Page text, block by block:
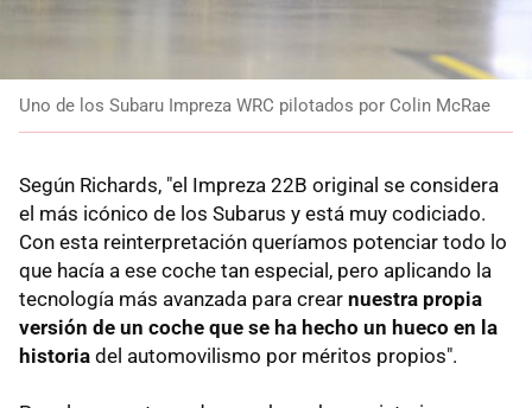
Uno de los Subaru Impreza WRC pilotados por Colin McRae
Según Richards, "el Impreza 22B original se considera
el más icónico de los Subarus y está muy codiciado.
Con esta reinterpretación queríamos potenciar todo lo
que hacía a ese coche tan especial, pero aplicando la
tecnología más avanzada para crear nuestra propia
versión de un coche que se ha hecho un hueco en la
historia del automovilismo por méritos propios".